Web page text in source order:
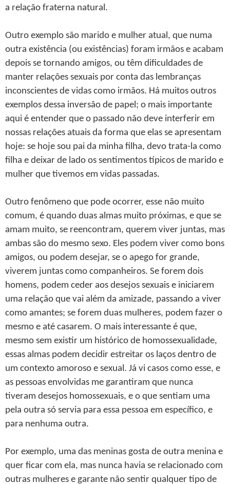
a relação fraterna natural.
Outro exemplo são marido e mulher atual, que numa
outra existência (ou existências) foram irmãos e acabam
depois se tornando amigos, ou têm dificuldades de
manter relações sexuais por conta das lembranças
inconscientes de vidas como irmãos. Há muitos outros
exemplos dessa inversão de papel; o mais importante
aqui é entender que o passado não deve interferir em
nossas relações atuais da forma que elas se apresentam
hoje: se hoje sou pai da minha filha, devo trata-la como
filha e deixar de lado os sentimentos típicos de marido e
mulher que tivemos em vidas passadas.
Outro fenômeno que pode ocorrer, esse não muito
comum, é quando duas almas muito próximas, e que se
amam muito, se reencontram, querem viver juntas, mas
ambas são do mesmo sexo. Eles podem viver como bons
amigos, ou podem desejar, se o apego for grande,
viverem juntas como companheiros. Se forem dois
homens, podem ceder aos desejos sexuais e iniciarem
uma relação que vai além da amizade, passando a viver
como amantes; se forem duas mulheres, podem fazer o
mesmo e até casarem. O mais interessante é que,
mesmo sem existir um histórico de homossexualidade,
essas almas podem decidir estreitar os laços dentro de
um contexto amoroso e sexual. Já vi casos como esse, e
as pessoas envolvidas me garantiram que nunca
tiveram desejos homossexuais, e o que sentiam uma
pela outra só servia para essa pessoa em específico, e
para nenhuma outra.
Por exemplo, uma das meninas gosta de outra menina e
quer ficar com ela, mas nunca havia se relacionado com
outras mulheres e garante não sentir qualquer tipo de